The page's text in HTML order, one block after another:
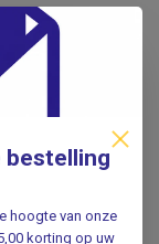
verwerkt.
bestelling
hoogte van onze
korting op uw